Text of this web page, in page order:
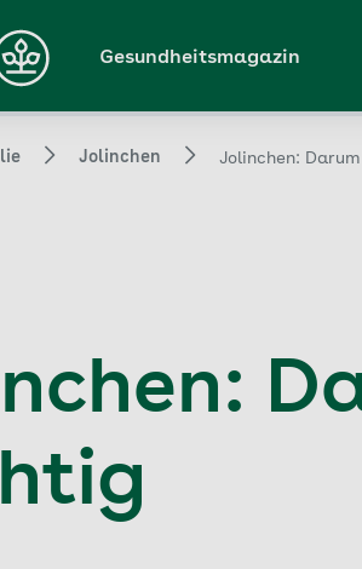
Gesundheitsmagazin
Jolinchen Jolinchen: